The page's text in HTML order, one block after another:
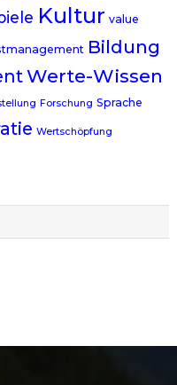
Kultur value
Bildung
Werte-Wissen
Forschung Sprache
Wertschöpfung